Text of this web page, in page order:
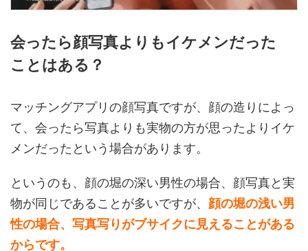
会ったら顔写真よりもイケメンだった
ことはある？
マッチングアプリの顔写真ですが、顔の造りによっ
て、会ったら写真よりも実物の方が思ったよりイケ
メンだったという場合があります。
というのも、顔の堀の深い男性の場合、顔写真と実
物が同じであることが多いですが、 顔の堀の浅い男
性の場合、写真写りがブサイクに見えることがある
からです。